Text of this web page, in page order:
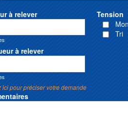
à relever
Tension
Tri
à relever
ici pour préciser votre demande